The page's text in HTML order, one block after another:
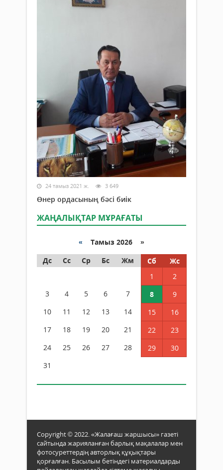
24 тамыз 2021 ж. 3 649
Өнер ордасының бәсі биік
ЖАҢАЛЫҚТАР МҰРАҒАТЫ
« Тамыз 2026 »
Дс
Сс Ср Бс Жм Сб
Жс
1
2
3
4 5 6 7 8
9
10
11 12 13 14 15
16
17
18 19 20 21 22
23
24
25 26 27 28 29
30
31
Copyright © 2022. «Жалағаш жаршысы» газеті
сайтында жарияланған барлық мақалалар мен
фотосуреттердің авторлық құқықтары
қорғалған. Басылым бетіндегі материалдарды